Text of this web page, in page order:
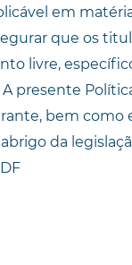
em
que os
livre,
A presente
bem como
da